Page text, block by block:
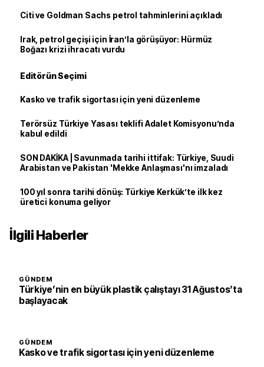
Citi ve Goldman Sachs petrol tahminlerini açıkladı
Irak, petrol geçişi için İran’la görüşüyor: Hürmüz
Boğazı krizi ihracatı vurdu
Editörün Seçimi
Kasko ve trafik sigortası için yeni düzenleme
Terörsüz Türkiye Yasası teklifi Adalet Komisyonu’nda
kabul edildi
SON DAKİKA | Savunmada tarihi ittifak: Türkiye, Suudi
Arabistan ve Pakistan 'Mekke Anlaşması'nı imzaladı
100 yıl sonra tarihi dönüş: Türkiye Kerkük’te ilk kez
üretici konuma geliyor
İlgili Haberler
GÜNDEM
Türkiye’nin en büyük plastik çalıştayı 31 Ağustos’ta
başlayacak
GÜNDEM
Kasko ve trafik sigortası için yeni düzenleme